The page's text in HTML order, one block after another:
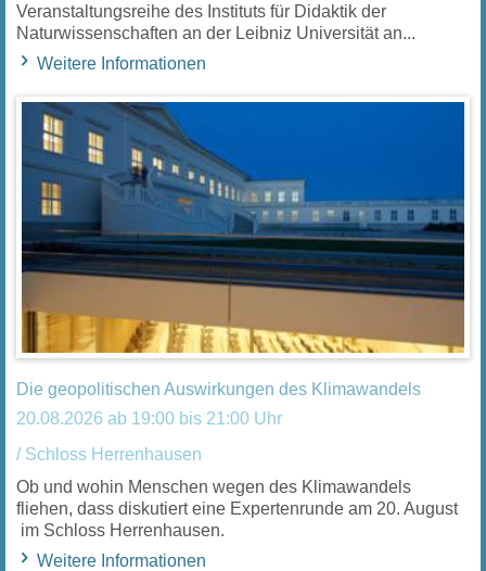
Veranstaltungsreihe des Instituts für Didaktik der
Naturwissenschaften an der Leibniz Universität an...
Weitere Informationen
Die geopolitischen Auswirkungen des Klimawandels
20.08.2026 ab 19:00 bis 21:00 Uhr
/ Schloss Herrenhausen
Ob und wohin Menschen wegen des Klimawandels
fliehen, dass diskutiert eine Expertenrunde am 20. August
im Schloss Herrenhausen.
Weitere Informationen